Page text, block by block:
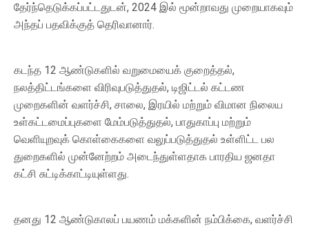
தேர்ந்தெடுக்கப்பட்டதுடன், 2024 இல் மூன்றாவது முறையாகவும்
அந்தப் பதவிக்குத் தெரிவானார்.
கடந்த 12 ஆண்டுகளில் வறுமையைக் குறைத்தல்,
நலத்திட்டங்களை விரிவுபடுத்துதல், டிஜிட்டல் கட்டண
முறைகளின் வளர்ச்சி, சாலை, இரயில் மற்றும் விமான நிலைய
உள்கட்டமைப்புகளை மேம்படுத்துதல், பாதுகாப்பு மற்றும்
வெளியுறவுக் கொள்கைகளை வலுப்படுத்துதல் உள்ளிட்ட பல
துறைகளில் முன்னேற்றம் அடைந்துள்ளதாக பாரதிய ஜனதா
கட்சி சுட்டிக்காட்டியுள்ளது.
தனது 12 ஆண்டுகாலப் பயணம் மக்களின் நம்பிக்கை, வளர்ச்சி